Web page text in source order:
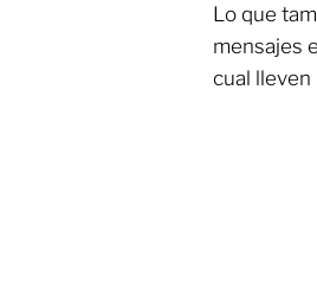
Lo que
mensajes
cual lleven